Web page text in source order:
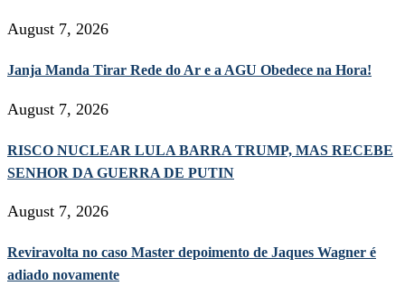
August 7, 2026
Janja Manda Tirar Rede do Ar e a AGU Obedece na Hora!
August 7, 2026
RISCO NUCLEAR LULA BARRA TRUMP, MAS RECEBE
SENHOR DA GUERRA DE PUTIN
August 7, 2026
Reviravolta no caso Master depoimento de Jaques Wagner é
adiado novamente